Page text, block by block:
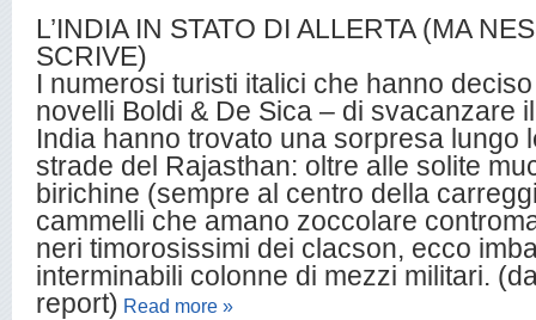
L’INDIA IN STATO DI ALLERTA (MA
SCRIVE)
I numerosi turisti italici che hanno
novelli Boldi & De Sica – di svacanzare
India hanno trovato una sorpresa lungo
strade del Rajasthan: oltre alle solite
birichine (sempre al centro della
cammelli che amano zoccolare
neri timorosissimi dei clacson, ecco
interminabili colonne di mezzi militari.
report) Read more »